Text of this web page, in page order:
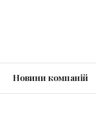
Новини компаній